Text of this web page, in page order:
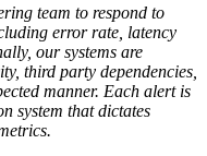
team to respond to
error rate, latency
our systems are
third party dependencies,
manner. Each alert is
system that dictates